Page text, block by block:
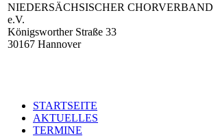
NIEDERSÄCHSISCHER CHORVERBAND
e.V.
Königsworther Straße 33
30167 Hannover
STARTSEITE
AKTUELLES
TERMINE